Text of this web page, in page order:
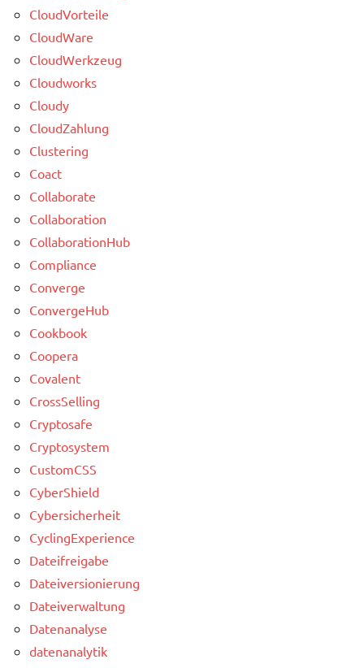
CloudVorteile
CloudWare
CloudWerkzeug
Cloudworks
Cloudy
CloudZahlung
Clustering
Coact
Collaborate
Collaboration
CollaborationHub
Compliance
Converge
ConvergeHub
Cookbook
Coopera
Covalent
CrossSelling
Cryptosafe
Cryptosystem
CustomCSS
CyberShield
Cybersicherheit
CyclingExperience
Dateifreigabe
Dateiversionierung
Dateiverwaltung
Datenanalyse
datenanalytik